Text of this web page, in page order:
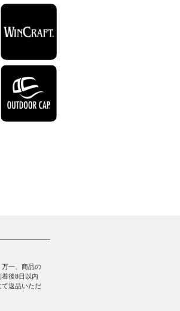
一、商品の
後8日以内
て返品いただ